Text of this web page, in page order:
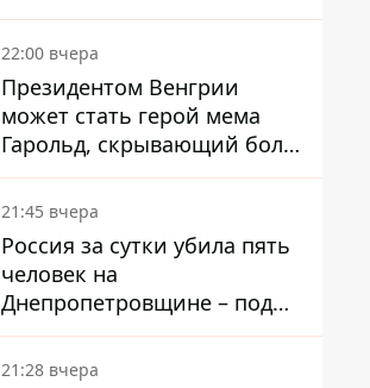
вкладывает миллионы
22:00 вчера
Президентом Венгрии
может стать герой мема
Гарольд, скрывающий боль
– он возглавил народное
голосование
21:45 вчера
Россия за сутки убила пять
человек на
Днепропетровщине – под
ударами оказались пять
районов области
21:28 вчера